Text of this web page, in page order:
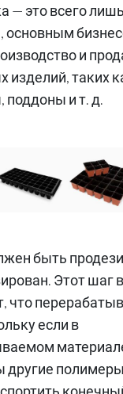
— это всего
основным
и
изделий, таких
поддоны и т. д.
быть
Этот шаг
что
если в